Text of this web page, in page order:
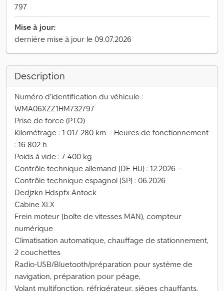
797
Mise à jour:
dernière mise à jour le 09.07.2026
Description
Numéro d’identification du véhicule :
WMA06XZZ1HM732797
Prise de force (PTO)
Kilométrage : 1 017 280 km – Heures de fonctionnement
: 16 802 h
Poids à vide : 7 400 kg
Contrôle technique allemand (DE HU) : 12.2026 –
Contrôle technique espagnol (SP) : 06.2026
Dedjzkn Hdspfx Antock
Cabine XLX
Frein moteur (boîte de vitesses MAN), compteur
numérique
Climatisation automatique, chauffage de stationnement,
2 couchettes
Radio-USB/Bluetooth/préparation pour système de
navigation, préparation pour péage,
Volant multifonction, réfrigérateur, sièges chauffants,